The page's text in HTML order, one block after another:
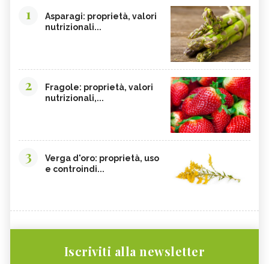
1
Asparagi: proprietà, valori
nutrizionali...
2
Fragole: proprietà, valori
nutrizionali,...
3
Verga d'oro: proprietà, uso
e controindi...
Iscriviti alla newsletter